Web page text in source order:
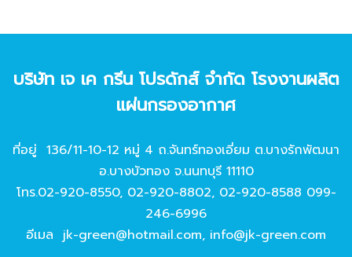
บริษัท เจ เค กรีน โปรดักส์ จํากัด โรงงานผลิต
แผ่นกรองอากาศ
ที่อยู่ 136/11-10-12 หมู่ 4 ถ.จันทร์ทองเอี่ยม ต.บางรักพัฒนา
อ.บางบัวทอง จ.นนทบุรี 11110
โทร.02-920-8550, 02-920-8802, 02-920-8588 099-
246-6996
อีเมล jk-green@hotmail.com, info@jk-green.com